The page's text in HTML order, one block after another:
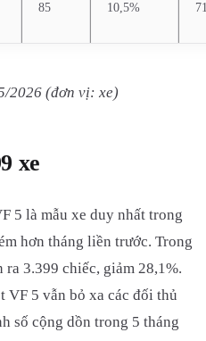
85 10,5%
2026 (đơn vị: xe)
xe
5 là mẫu xe duy nhất trong
hơn tháng liền trước. Trong
ra 3.399 chiếc, giảm 28,1%.
VF 5 vẫn bỏ xa các đối thủ
số cộng dồn trong 5 tháng